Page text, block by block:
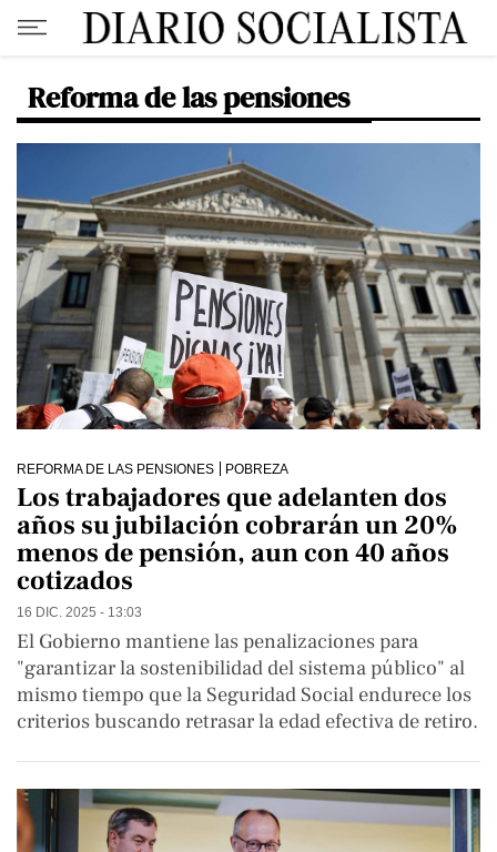
Reforma de las pensiones
REFORMA DE LAS PENSIONES POBREZA
Los trabajadores que adelanten dos
años su jubilación cobrarán un 20%
menos de pensión, aun con 40 años
cotizados
16 DIC. 2025 - 13:03
El Gobierno mantiene las penalizaciones para
"garantizar la sostenibilidad del sistema público" al
mismo tiempo que la Seguridad Social endurece los
criterios buscando retrasar la edad efectiva de retiro.